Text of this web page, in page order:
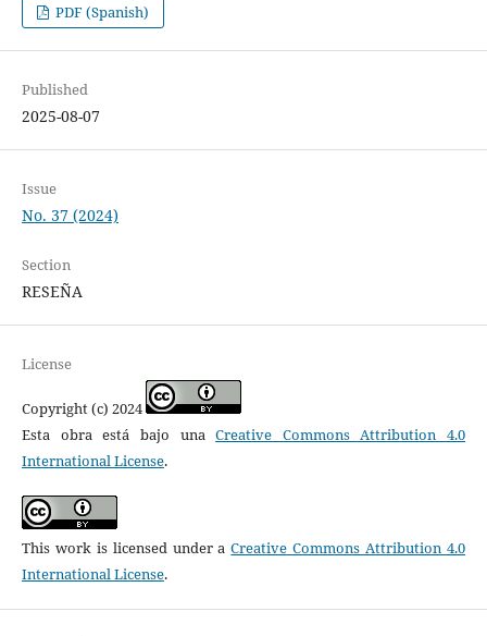
PDF (Spanish)
Published
2025-08-07
Issue
No. 37 (2024)
Section
RESEÑA
License
Copyright (c) 2024
Esta obra está bajo unaCreative Commons Attribution 4.0
International License.
This work is licensed under aCreative Commons Attribution 4.0
International License.